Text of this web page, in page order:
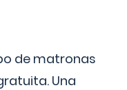
de matronas
Una